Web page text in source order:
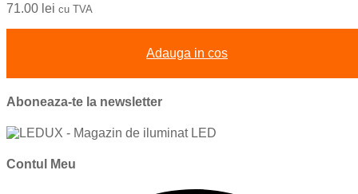
71.00 lei cu TVA
Adauga in cos
Aboneaza-te la newsletter
Contul Meu